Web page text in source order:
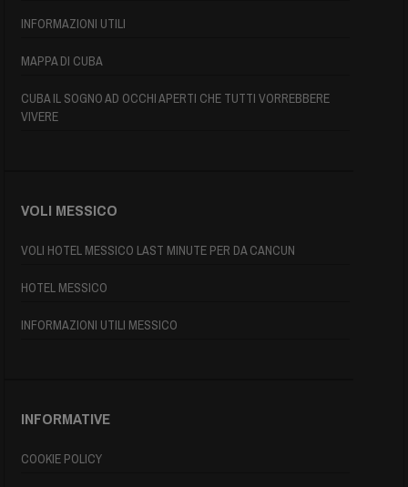
INFORMAZIONI UTILI
MAPPA DI CUBA
CUBA IL SOGNO AD OCCHI APERTI CHE TUTTI VORREBBERE
VIVERE
VOLI MESSICO
VOLI HOTEL MESSICO LAST MINUTE PER DA CANCUN
HOTEL MESSICO
INFORMAZIONI UTILI MESSICO
INFORMATIVE
COOKIE POLICY